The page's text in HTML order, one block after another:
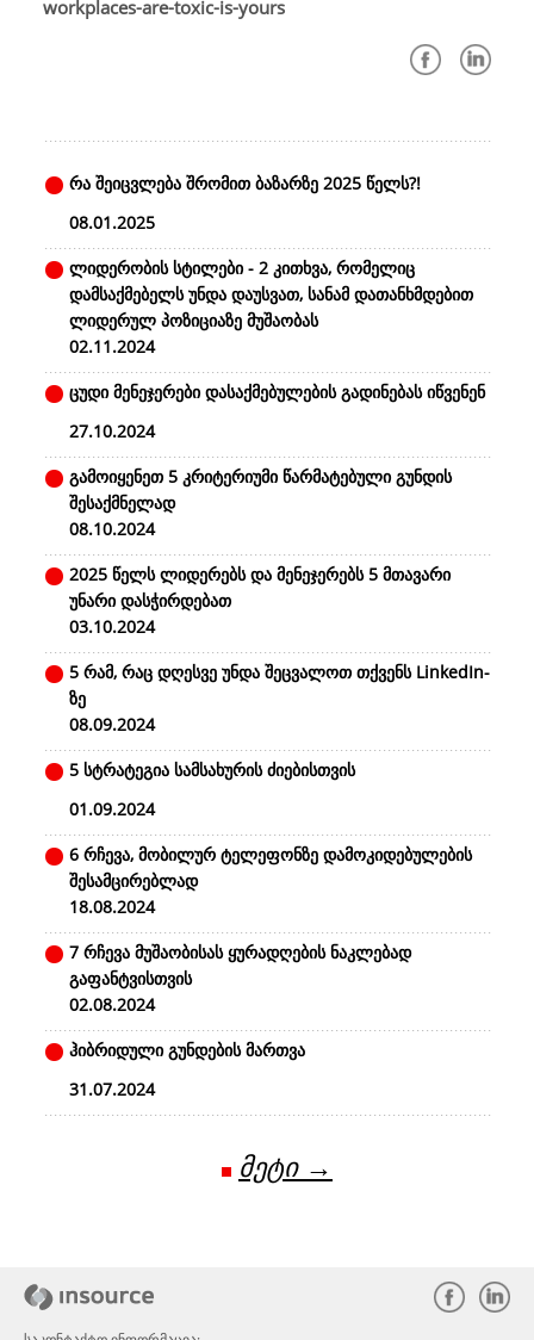
workplaces-are-toxic-is-yours
რა შეიცვლება შრომით ბაზარზე 2025 წელს?!
08.01.2025
ლიდერობის სტილები - 2 კითხვა, რომელიც
დამსაქმებელს უნდა დაუსვათ, სანამ დათანხმდებით
ლიდერულ პოზიციაზე მუშაობას
02.11.2024
ცუდი მენეჯერები დასაქმებულების გადინებას იწვენენ
27.10.2024
გამოიყენეთ 5 კრიტერიუმი წარმატებული გუნდის
შესაქმნელად
08.10.2024
2025 წელს ლიდერებს და მენეჯერებს 5 მთავარი
უნარი დასჭირდებათ
03.10.2024
5 რამ, რაც დღესვე უნდა შეცვალოთ თქვენს LinkedIn-
ზე
08.09.2024
5 სტრატეგია სამსახურის ძიებისთვის
01.09.2024
6 რჩევა, მობილურ ტელეფონზე დამოკიდებულების
შესამცირებლად
18.08.2024
7 რჩევა მუშაობისას ყურადღების ნაკლებად
გაფანტვისთვის
02.08.2024
ჰიბრიდული გუნდების მართვა
31.07.2024
მეტი →